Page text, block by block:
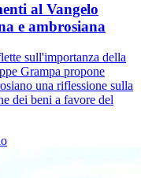
al Vangelo
e ambrosiana
sull'importanza della
Grampa propone
una riflessione sulla
dei beni a favore del